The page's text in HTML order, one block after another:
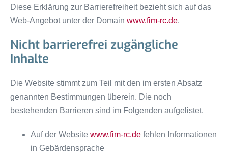
Diese Erklärung zur Barrierefreiheit bezieht sich auf das
Web-Angebot unter der Domain www.fim-rc.de.
Nicht barrierefrei zugängliche
Inhalte
Die Website stimmt zum Teil mit den im ersten Absatz
genannten Bestimmungen überein. Die noch
bestehenden Barrieren sind im Folgenden aufgelistet.
Auf der Website www.fim-rc.de fehlen Informationen
in Gebärdensprache